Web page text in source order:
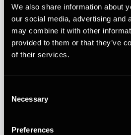
We also share information about
our social media, advertising and
may combine it with other
provided to them or that they’ve
of their services.
Selection
Necessary
Preferences
Gaver mellem papirløse